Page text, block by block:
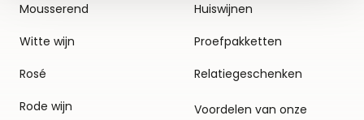
Mousserend
Witte wijn
Rosé
Rode wijn
Huiswijnen
Proefpakketten
Relatiegeschenken
Voordelen van onze